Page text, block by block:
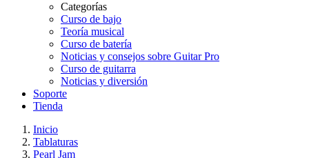
Categorías
Curso de bajo
Teoría musical
Curso de batería
Noticias y consejos sobre Guitar Pro
Curso de guitarra
Noticias y diversión
Soporte
Tienda
Inicio
Tablaturas
Pearl Jam